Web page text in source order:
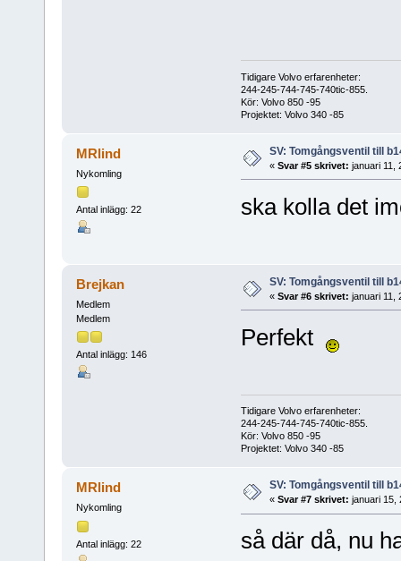
Tidigare Volvo erfarenheter:
244-245-744-745-740tic-855.
Kör: Volvo 850 -95
Projektet: Volvo 340 -85
MRlind
Nykomling
Antal inlägg: 22
SV: Tomgångsventil till
« Svar #5 skrivet: januari 11,
ska kolla det
Brejkan
Medlem
Medlem
Antal inlägg: 146
SV: Tomgångsventil till
« Svar #6 skrivet: januari 11,
Perfekt
Tidigare Volvo erfarenheter:
244-245-744-745-740tic-855.
Kör: Volvo 850 -95
Projektet: Volvo 340 -85
MRlind
Nykomling
Antal inlägg: 22
SV: Tomgångsventil till
« Svar #7 skrivet: januari 15,
så där då, nu